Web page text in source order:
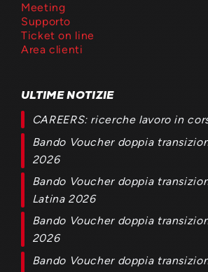
Meeting
Supporto
Ticket on line
Area clienti
ULTIME NOTIZIE
CAREERS: ricerche lavoro in
Bando Voucher doppia
2026
Bando Voucher doppia
Latina 2026
Bando Voucher doppia
2026
Bando Voucher doppia